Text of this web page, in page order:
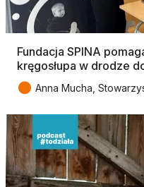
Fundacja SPINA
kręgosłupa w drodze
● Anna Mucha,